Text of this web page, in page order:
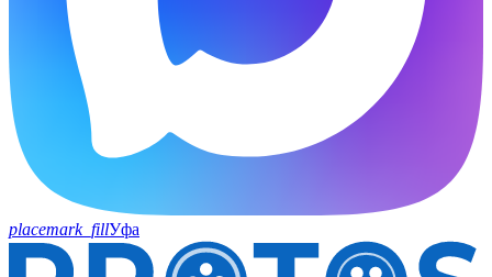
placemark_fillУфа